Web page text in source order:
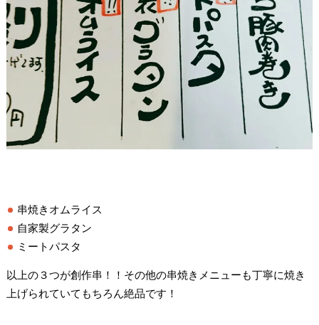
串焼きオムライス
自家製グラタン
ミートパスタ
以上の３つが創作串！！その他の串焼きメニューも丁寧に焼き
上げられていてもちろん絶品です！